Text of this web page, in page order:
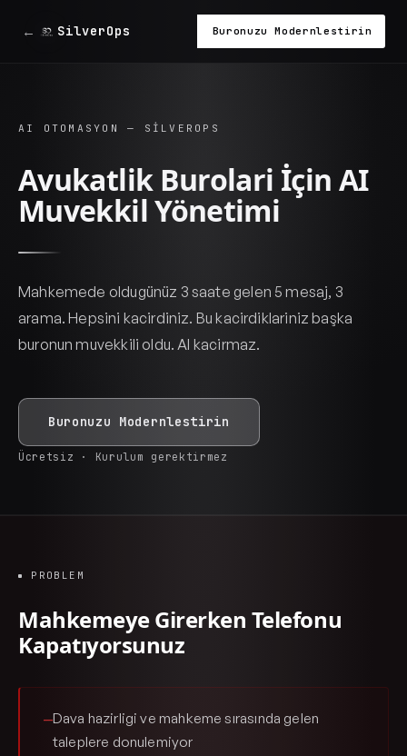
← SilverOps Buronuzu Modernlestirin
AI OTOMASYON — SILVEROPS
Avukatlik Burolari İçin AI
Muvekkil Yönetimi
Mahkemede oldugünüz 3 saate gelen 5 mesaj, 3
arama. Hepsini kacirdiniz. Bu kacirdiklariniz başka
buronun muvekkili oldu. AI kacirmaz.
Buronuzu Modernlestirin
Ücretsiz · Kurulum gerektirmez
PROBLEM
Mahkemeye Girerken Telefonu
Kapatıyorsunuz
—Dava hazirligi ve mahkeme sırasında gelen
taleplere donulemiyor